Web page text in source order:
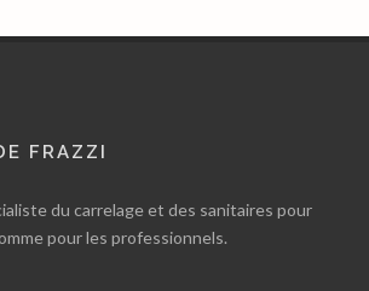
FRAZZI
du carrelage et des sanitaires pour
pour les professionnels.